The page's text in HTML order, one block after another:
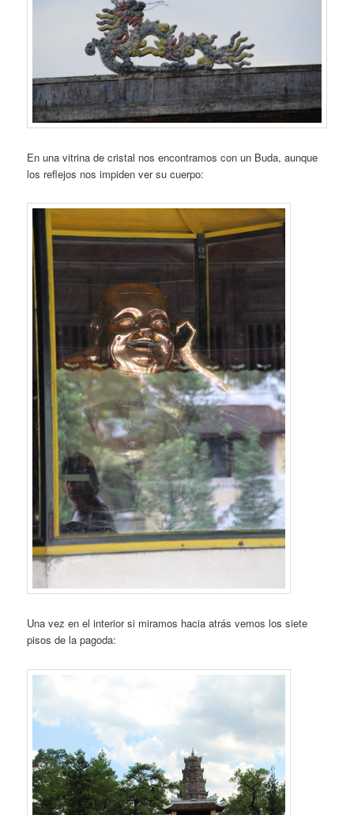
En una vitrina de cristal nos encontramos con un Buda, aunque
los reflejos nos impiden ver su cuerpo:
Una vez en el interior si miramos hacia atrás vemos los siete
pisos de la pagoda: